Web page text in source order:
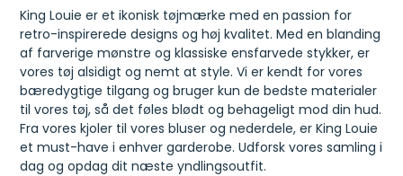
King Louie er et ikonisk tøjmærke med en passion for
retro-inspirerede designs og høj kvalitet. Med en blanding
af farverige mønstre og klassiske ensfarvede stykker, er
vores tøj alsidigt og nemt at style. Vi er kendt for vores
bæredygtige tilgang og bruger kun de bedste materialer
til vores tøj, så det føles blødt og behageligt mod din hud.
Fra vores kjoler til vores bluser og nederdele, er King Louie
et must-have i enhver garderobe. Udforsk vores samling i
dag og opdag dit næste yndlingsoutfit.